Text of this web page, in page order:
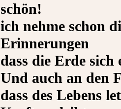
schön!
ich nehme schon
Erinnerungen
dass die Erde
Und auch an den
dass des Lebens